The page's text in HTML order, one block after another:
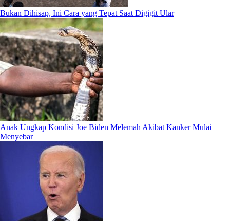
Bukan Dihisap, Ini Cara yang Tepat Saat Digigit Ular
Anak Ungkap Kondisi Joe Biden Melemah Akibat Kanker Mulai
Menyebar